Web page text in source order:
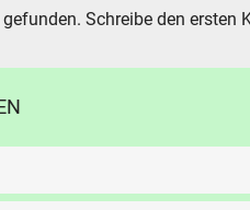
Schreibe den ersten